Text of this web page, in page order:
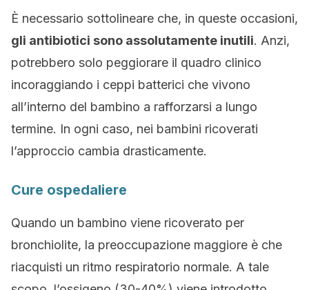
È necessario sottolineare che, in queste occasioni,
gli antibiotici sono assolutamente inutili. Anzi,
potrebbero solo peggiorare il quadro clinico
incoraggiando i ceppi batterici che vivono
all’interno del bambino a rafforzarsi a lungo
termine. In ogni caso, nei bambini ricoverati
l’approccio cambia drasticamente.
Cure ospedaliere
Quando un bambino viene ricoverato per
bronchiolite, la preoccupazione maggiore è che
riacquisti un ritmo respiratorio normale. A tale